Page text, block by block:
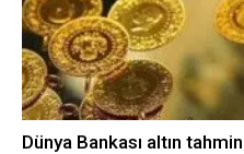
Dünya Bankası altın